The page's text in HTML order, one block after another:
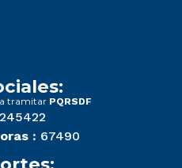
tramitar PQRSDF
: 67490